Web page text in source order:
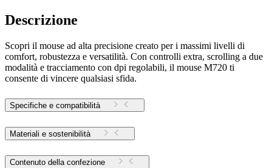
Descrizione
Scopri il mouse ad alta precisione creato per i massimi livelli di
comfort, robustezza e versatilità. Con controlli extra, scrolling a due
modalità e tracciamento con dpi regolabili, il mouse M720 ti
consente di vincere qualsiasi sfida.
Specifiche e compatibilità
Materiali e sostenibilità
Contenuto della confezione